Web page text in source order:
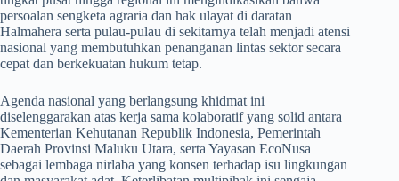
persoalan sengketa agraria dan hak ulayat di daratan
Halmahera serta pulau-pulau di sekitarnya telah menjadi atensi
nasional yang membutuhkan penanganan lintas sektor secara
cepat dan berkekuatan hukum tetap.
​Agenda nasional yang berlangsung khidmat ini
diselenggarakan atas kerja sama kolaboratif yang solid antara
Kementerian Kehutanan Republik Indonesia, Pemerintah
Daerah Provinsi Maluku Utara, serta Yayasan EcoNusa
sebagai lembaga nirlaba yang konsen terhadap isu lingkungan